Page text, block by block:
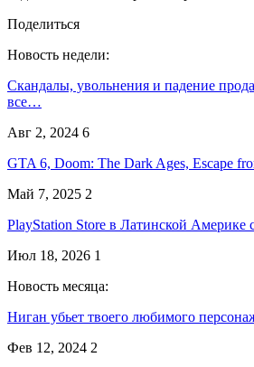
Поделиться
Новость недели:
Скандалы, увольнения и падение
все…
Авг 2, 2024 6
GTA 6, Doom: The Dark Ages, Escape
Май 7, 2025 2
PlayStation Store в Латинской Америке
Июл 18, 2026 1
Новость месяца:
Ниган убьет твоего любимого
Фев 12, 2024 2